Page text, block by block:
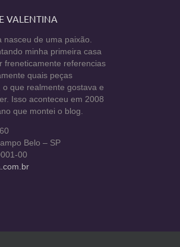
VALENTINA
nasceu de uma paixão.
minha primeira casa
freneticamente referencias
quais peças
o que realmente gostava e
Isso aconteceu em 2008
que montei o blog.
Belo – SP
00